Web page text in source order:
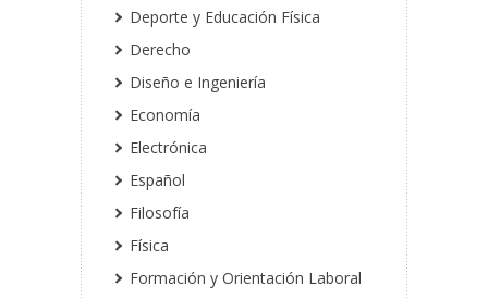
Deporte y Educación Física
Derecho
Diseño e Ingeniería
Economía
Electrónica
Español
Filosofía
Física
Formación y Orientación Laboral